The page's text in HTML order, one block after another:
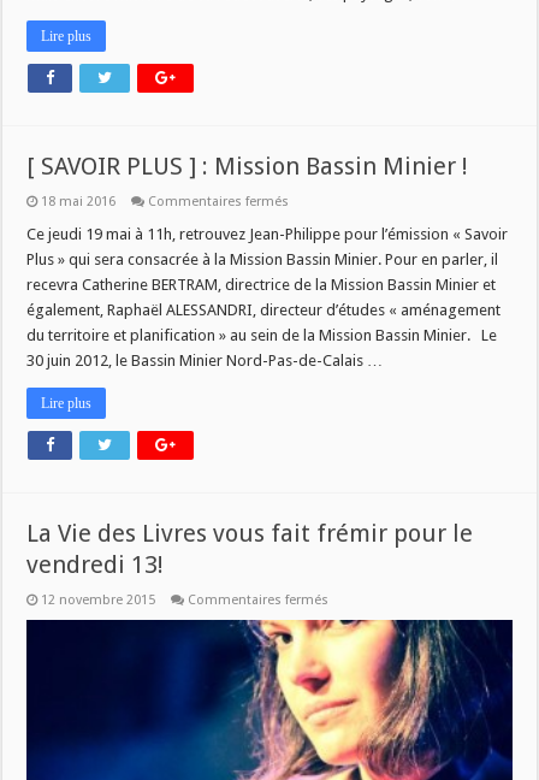
Lire plus
[ SAVOIR PLUS ] : Mission Bassin Minier !
18 mai 2016 Commentaires fermés
SAVOIR
PLUS
]
:
Mission
Bassin
Minier
!
Ce jeudi 19 mai à 11h, retrouvez Jean-Philippe pour l’émission « Savoir
Plus » qui sera consacrée à la Mission Bassin Minier. Pour en parler, il
recevra Catherine BERTRAM, directrice de la Mission Bassin Minier et
également, Raphaël ALESSANDRI, directeur d’études « aménagement
du territoire et planification » au sein de la Mission Bassin Minier. Le
30 juin 2012, le Bassin Minier Nord-Pas-de-Calais …
Lire plus
La Vie des Livres vous fait frémir pour le
vendredi 13!
12 novembre 2015 Commentaires fermés
Vie
des
Livres
vous
fait
frémir
pour
le
vendredi
13!